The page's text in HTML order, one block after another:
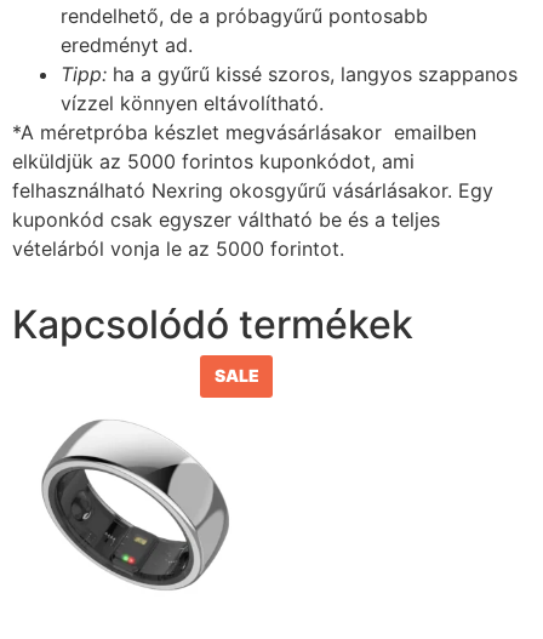
rendelhető, de a próbagyűrű pontosabb
eredményt ad.
Tipp: ha a gyűrű kissé szoros, langyos szappanos
vízzel könnyen eltávolítható.
*A méretpróba készlet megvásárlásakor emailben
elküldjük az 5000 forintos kuponkódot, ami
felhasználható Nexring okosgyűrű vásárlásakor. Egy
kuponkód csak egyszer váltható be és a teljes
vételárból vonja le az 5000 forintot.
Kapcsolódó termékek
SALE